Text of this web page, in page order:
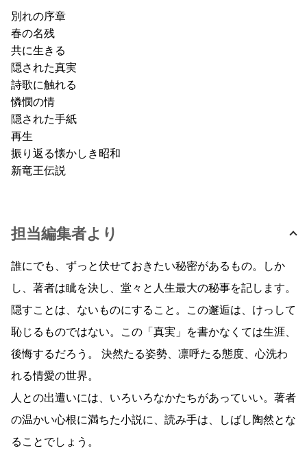
別れの序章
春の名残
共に生きる
隠された真実
詩歌に触れる
憐憫の情
隠された手紙
再生
振り返る懐かしき昭和
新竜王伝説
担当編集者より
誰にでも、ずっと伏せておきたい秘密があるもの。しか
し、著者は眦を決し、堂々と人生最大の秘事を記します。
隠すことは、ないものにすること。この邂逅は、けっして
恥じるものではない。この「真実」を書かなくては生涯、
後悔するだろう。 決然たる姿勢、凛呼たる態度、心洗わ
れる情愛の世界。
人との出遭いには、いろいろなかたちがあっていい。著者
の温かい心根に満ちた小説に、読み手は、しばし陶然とな
ることでしょう。